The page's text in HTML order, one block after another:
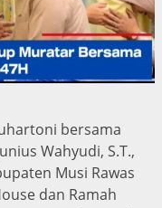
bersama
Wahyudi, S.T.,
Musi Rawas
dan Ramah